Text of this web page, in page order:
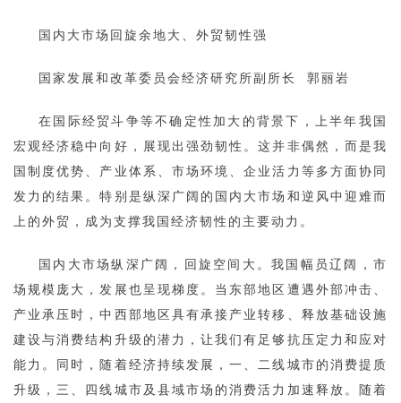
国内大市场回旋余地大、外贸韧性强
国家发展和改革委员会经济研究所副所长 郭丽岩
在国际经贸斗争等不确定性加大的背景下，上半年我国
宏观经济稳中向好，展现出强劲韧性。这并非偶然，而是我
国制度优势、产业体系、市场环境、企业活力等多方面协同
发力的结果。特别是纵深广阔的国内大市场和逆风中迎难而
上的外贸，成为支撑我国经济韧性的主要动力。
国内大市场纵深广阔，回旋空间大。我国幅员辽阔，市
场规模庞大，发展也呈现梯度。当东部地区遭遇外部冲击、
产业承压时，中西部地区具有承接产业转移、释放基础设施
建设与消费结构升级的潜力，让我们有足够抗压定力和应对
能力。同时，随着经济持续发展，一、二线城市的消费提质
升级，三、四线城市及县域市场的消费活力加速释放。随着